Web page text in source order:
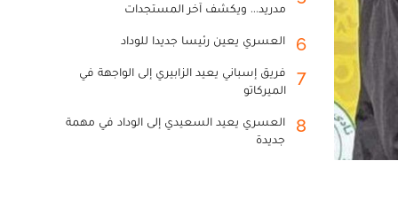
مدريد... ويكشف آخر المستجدات
6 العسري يعين رئيسا جديدا للوداد
7
فريق إسباني يعيد الزابيري إلى الواجهة في
الميركاتو
8
العسري يعيد السعيدي إلى الوداد في مهمة
جديدة